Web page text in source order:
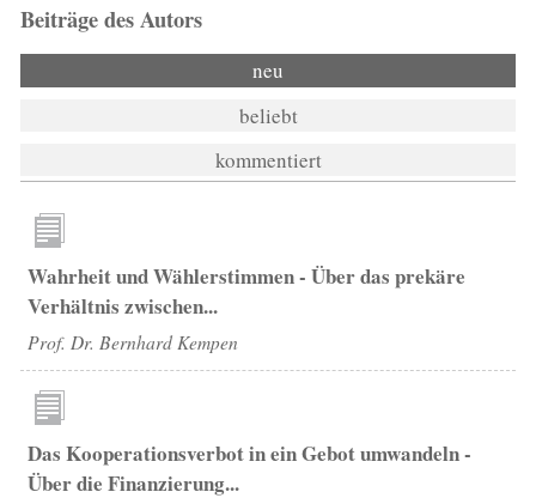
Beiträge des Autors
neu
beliebt
kommentiert
Wahrheit und Wählerstimmen - Über das prekäre
Verhältnis zwischen...
Prof. Dr. Bernhard Kempen
Das Kooperationsverbot in ein Gebot umwandeln -
Über die Finanzierung...